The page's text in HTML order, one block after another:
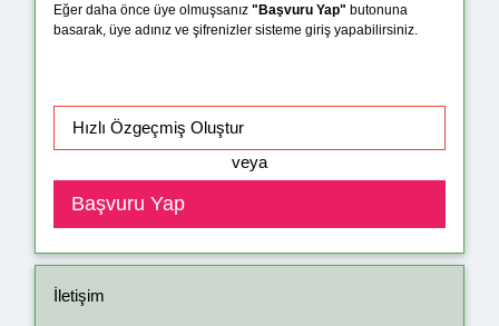
Eğer daha önce üye olmuşsanız "Başvuru Yap" butonuna
basarak, üye adınız ve şifrenizler sisteme giriş yapabilirsiniz.
veya
İletişim